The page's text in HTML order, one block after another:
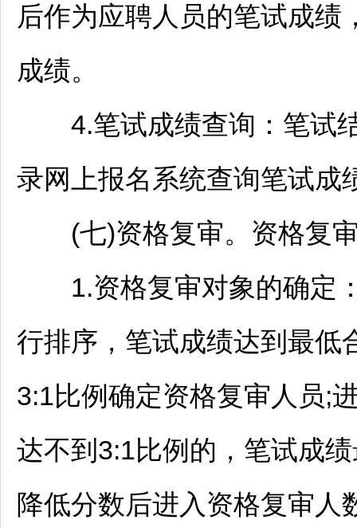
后作为应聘人员的笔试成绩
成绩。
4.笔试成绩查询：笔试结
录网上报名系统查询笔试成
(七)资格复审。资格复审
1.资格复审对象的确定
行排序，笔试成绩达到最低
3:1比例确定资格复审人员;
达不到3:1比例的，笔试成
降低分数后进入资格复审人